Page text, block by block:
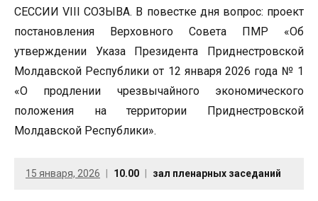
СЕССИИ VIII СОЗЫВА. В повестке дня вопрос: проект
постановления Верховного Совета ПМР «Об
утверждении Указа Президента Приднестровской
Молдавской Республики от 12 января 2026 года № 1
«О продлении чрезвычайного экономического
положения на территории Приднестровской
Молдавской Республики».
15 января, 2026 10.00 зал пленарных заседаний